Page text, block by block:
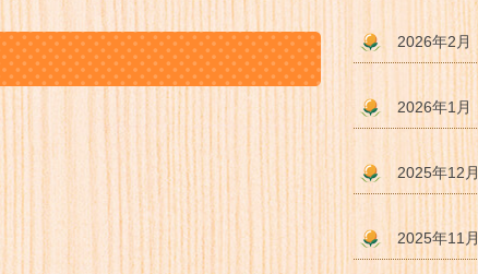
2026年2月
2026年1月
2025年12月
2025年11月